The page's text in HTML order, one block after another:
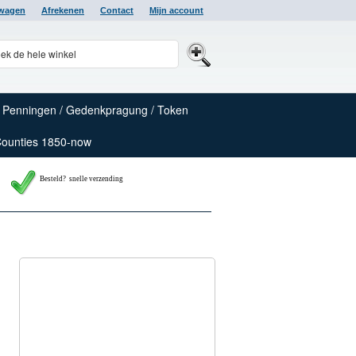
Afrekenen Contact Mijn account
Penningen / Gedenkpragung / Token
1850-now
Besteld? snelle verzending